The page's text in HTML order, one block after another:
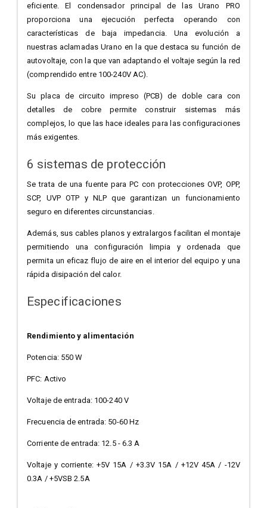
eficiente. El condensador principal de las Urano PRO
proporciona una ejecución perfecta operando con
características de baja impedancia. Una evolución a
nuestras aclamadas Urano en la que destaca su función de
autovoltaje, con la que van adaptando el voltaje según la red
(comprendido entre 100-240V AC).
Su placa de circuito impreso (PCB) de doble cara con
detalles de cobre permite construir sistemas más
complejos, lo que las hace ideales para las configuraciones
más exigentes.
6 sistemas de protección
Se trata de una fuente para PC con protecciones OVP, OPP,
SCP, UVP OTP y NLP que garantizan un funcionamiento
seguro en diferentes circunstancias.
Además, sus cables planos y extralargos facilitan el montaje
permitiendo una configuración limpia y ordenada que
permita un eficaz flujo de aire en el interior del equipo y una
rápida disipación del calor.
Especificaciones
Rendimiento y alimentación
Potencia: 550 W
PFC: Activo
Voltaje de entrada: 100-240 V
Frecuencia de entrada: 50-60 Hz
Corriente de entrada: 12.5 - 6.3 A
Voltaje y corriente: +5V 15A / +3.3V 15A / +12V 45A / -12V
0.3A / +5VSB 2.5A